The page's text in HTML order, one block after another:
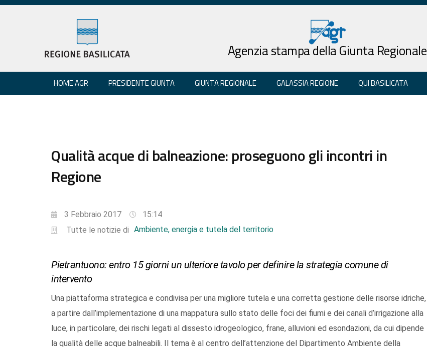
Agenzia stampa della Giunta Regionale
HOME AGR PRESIDENTE GIUNTA GIUNTA REGIONALE GALASSIA REGIONE QUI BASILICATA
Qualità acque di balneazione: proseguono gli incontri in
Regione
3 Febbraio 2017
15:14
Tutte le notizie di Ambiente, energia e tutela del territorio
Pietrantuono: entro 15 giorni un ulteriore tavolo per definire la strategia comune di
intervento
Una piattaforma strategica e condivisa per una migliore tutela e una corretta gestione delle risorse idriche,
a partire dall’implementazione di una mappatura sullo stato delle foci dei fiumi e dei canali d’irrigazione alla
luce, in particolare, dei rischi legati al dissesto idrogeologico, frane, alluvioni ed esondazioni, da cui dipende
la qualità delle acque balneabili. Il tema è al centro dell’attenzione del Dipartimento Ambiente della